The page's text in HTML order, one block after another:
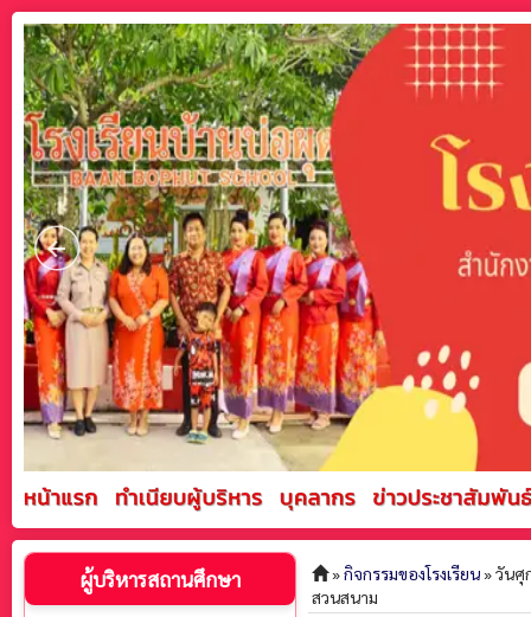
ผู้บริหารสถานศึกษา »กิจกรรมของโรงเรียน» วันศุ
สวนสนาม